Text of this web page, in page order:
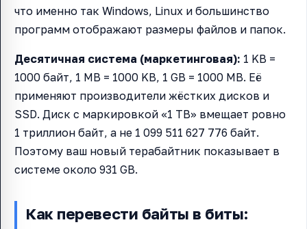
что именно так Windows, Linux и большинство
программ отображают размеры файлов и папок.
Десятичная система (маркетинговая): 1 KB =
1000 байт, 1 MB = 1000 KB, 1 GB = 1000 MB. Её
применяют производители жёстких дисков и
SSD. Диск с маркировкой «1 TB» вмещает ровно
1 триллион байт, а не 1 099 511 627 776 байт.
Поэтому ваш новый терабайтник показывает в
системе около 931 GB.
Как перевести байты в биты: